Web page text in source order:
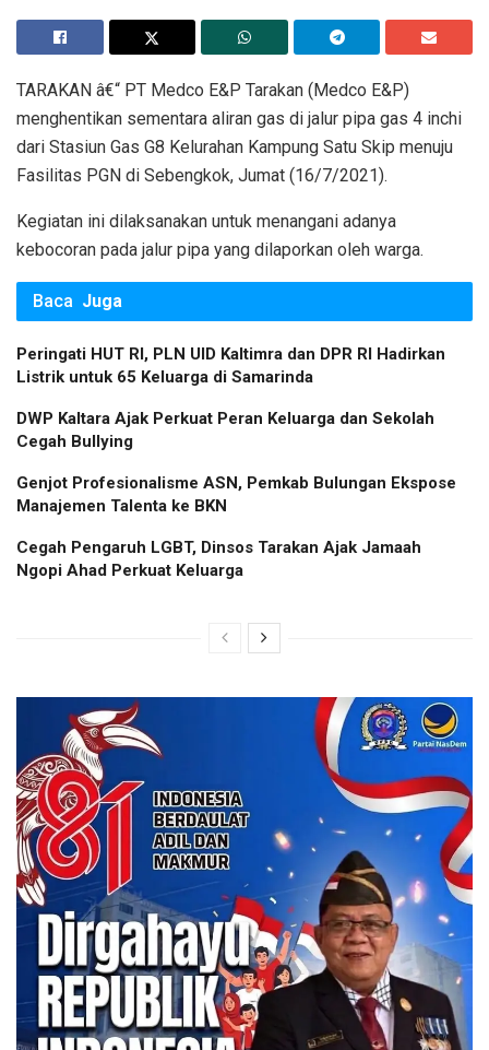
TARAKAN â€“ PT Medco E&P Tarakan (Medco E&P)
menghentikan sementara aliran gas di jalur pipa gas 4 inchi
dari Stasiun Gas G8 Kelurahan Kampung Satu Skip menuju
Fasilitas PGN di Sebengkok, Jumat (16/7/2021).
Kegiatan ini dilaksanakan untuk menangani adanya
kebocoran pada jalur pipa yang dilaporkan oleh warga.
Baca Juga
Peringati HUT RI, PLN UID Kaltimra dan DPR RI Hadirkan
Listrik untuk 65 Keluarga di Samarinda
DWP Kaltara Ajak Perkuat Peran Keluarga dan Sekolah
Cegah Bullying
Genjot Profesionalisme ASN, Pemkab Bulungan Ekspose
Manajemen Talenta ke BKN
Cegah Pengaruh LGBT, Dinsos Tarakan Ajak Jamaah
Ngopi Ahad Perkuat Keluarga